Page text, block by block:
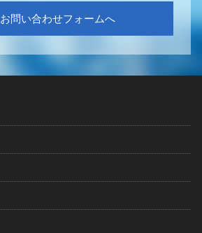
お問い合わせフォームへ